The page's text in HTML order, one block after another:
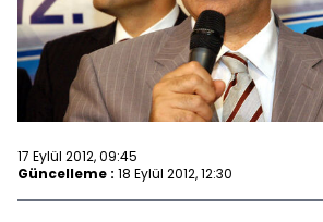
17 Eylül 2012, 09:45
Güncelleme : 18 Eylül 2012, 12:30